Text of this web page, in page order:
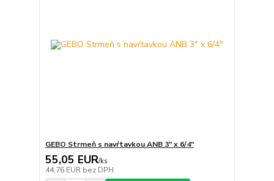
GEBO Strmeň s navŕtavkou ANB 3" x 6/4"
55,05 EUR/ks
44,76 EUR bez DPH